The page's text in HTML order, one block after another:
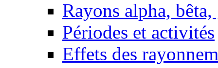
Rayons alpha, bêta,
Périodes et activités
Effets des